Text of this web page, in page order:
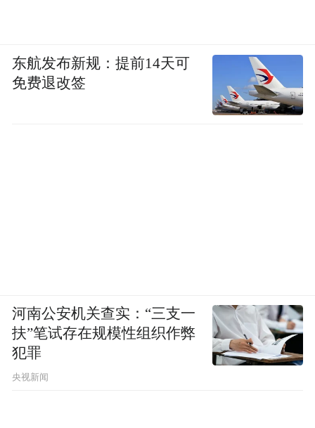
东航发布新规：提前14天可
免费退改签
河南公安机关查实：“三支一
扶”笔试存在规模性组织作弊
犯罪
央视新闻